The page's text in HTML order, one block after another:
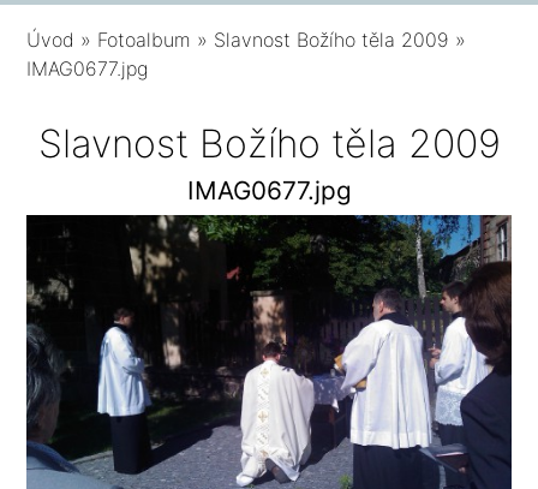
Úvod » Fotoalbum » Slavnost Božího těla 2009 »
IMAG0677.jpg
Slavnost Božího těla 2009
IMAG0677.jpg